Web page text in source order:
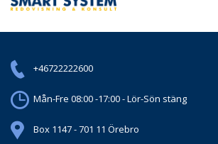
+46722222600
Mån-Fre 08:00 -17:00 - Lör-Sön stäng
Box 1147 - 701 11 Örebro